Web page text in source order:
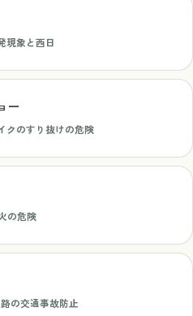
現象と西日
ー
クのすり抜けの危険
の危険
の交通事故防止